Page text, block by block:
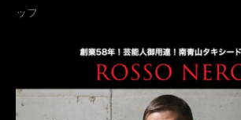
結婚式準備
ッフ